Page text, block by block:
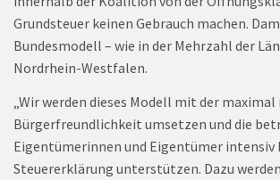
Grundsteuer keinen Gebrauch machen.
Bundesmodell – wie in der Mehrzahl der
Nordrhein-Westfalen.
„Wir werden dieses Modell mit der
Bürgerfreundlichkeit umsetzen und die
Eigentümerinnen und Eigentümer intensiv
Steuererklärung unterstützen. Dazu